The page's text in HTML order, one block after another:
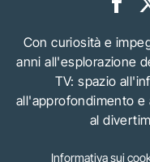
Con curiosità e
anni all'esplorazione
TV: spazio
all'approfondimento e
al
Informativa sui